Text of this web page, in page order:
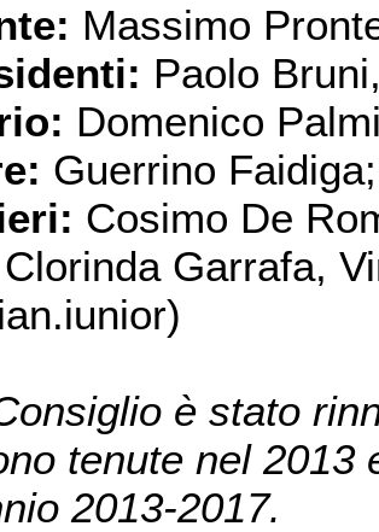
Massimo
Paolo
Domenico
Guerrino Faidiga;
Cosimo De
Garrafa,
è stato
tenute nel 2013
2013-2017.